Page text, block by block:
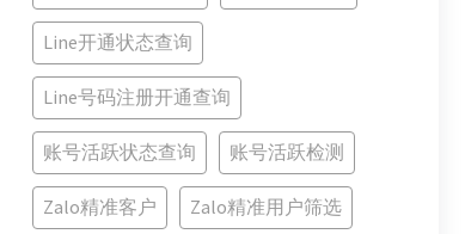
Line开通状态查询
Line号码注册开通查询
账号活跃状态查询 账号活跃检测
Zalo精准客户 Zalo精准用户筛选